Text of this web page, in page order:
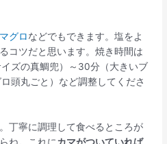
マグロなどでもできます。塩をよ
コツだと思います。焼き時間は
ズの真鯛兜）～30分（大きいブ
頭丸ごと）など調整してくださ
丁寧に調理して食べるところが